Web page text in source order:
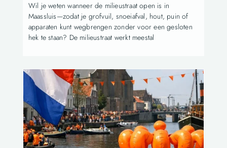
Wil je weten wanneer de milieustraat open is in
Maassluis—zodat je grofvuil, snoeiafval, hout, puin of
apparaten kunt wegbrengen zonder voor een gesloten
hek te staan? De milieustraat werkt meestal